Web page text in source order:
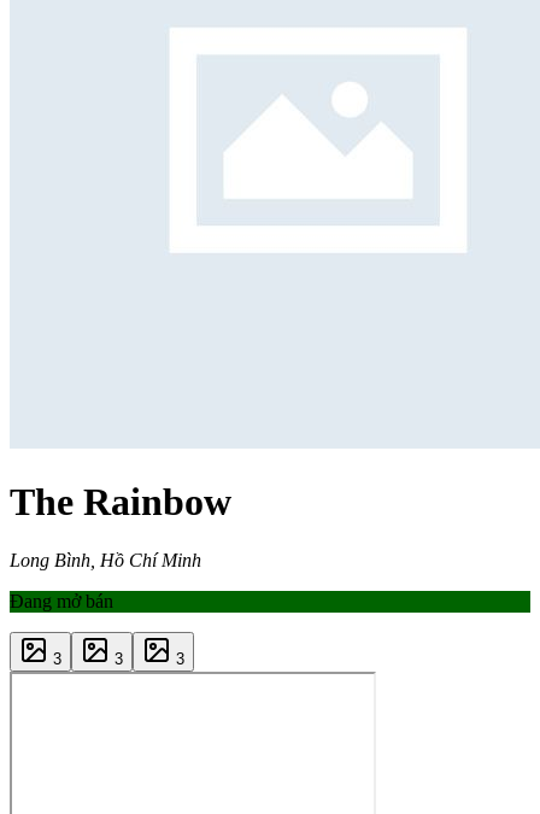
The Rainbow
Long Bình, Hồ Chí Minh
Đang mở bán
3 3 3